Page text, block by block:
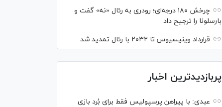
چرخش ۱۸۰ درجه‌ای؛ رودری به رئال «نه» گفت و
بارسلونا را ترجیح داد
قرارداد وینیسیوس تا ۲۰۳۲ با رئال‌ تمدید شد
پربازدیدترین اخبار
عبدی: با پیراهن پرسپولیس فقط برای بُرد بازی